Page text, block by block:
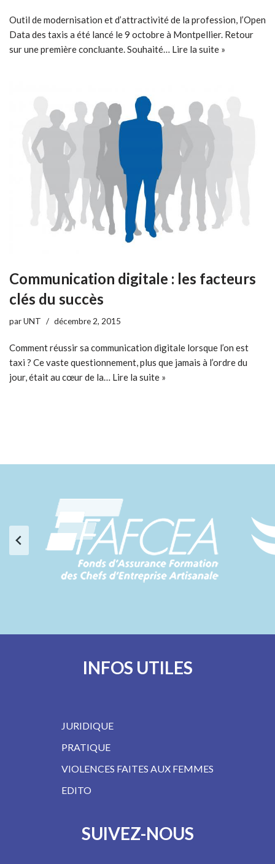
Outil de modernisation et d’attractivité de la profession, l’Open
Data des taxis a été lancé le 9 octobre à Montpellier. Retour
sur une première concluante. Souhaité… Lire la suite »
Communication digitale : les facteurs
clés du succès
parUNT décembre 2, 2015
Comment réussir sa communication digitale lorsque l’on est
taxi ? Ce vaste questionnement, plus que jamais à l’ordre du
jour, était au cœur de la… Lire la suite »
INFOS UTILES
JURIDIQUE
PRATIQUE
VIOLENCES FAITES AUX FEMMES
EDITO
SUIVEZ-NOUS